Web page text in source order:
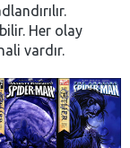
Her olay
vardır.